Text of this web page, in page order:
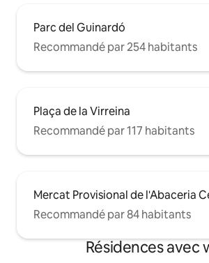
Parc del Guinardó
Recommandé par 254 habitants
Plaça de la Virreina
Recommandé par 117 habitants
Mercat Provisional de l'Abaceria
Recommandé par 84 habitants
Résidences avec